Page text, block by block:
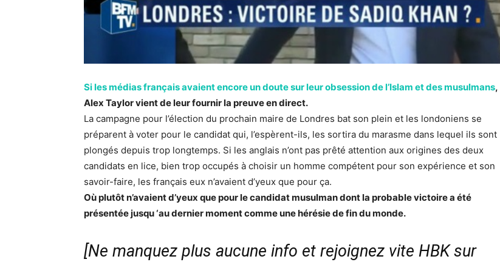
Si les médias français avaient encore un doute sur leur obsession de l’Islam et des musulmans,
Alex Taylor vient de leur fournir la preuve en direct.
La campagne pour l’élection du prochain maire de Londres bat son plein et les londoniens se
préparent à voter pour le candidat qui, l’espèrent-ils, les sortira du marasme dans lequel ils sont
plongés depuis trop longtemps. Si les anglais n’ont pas prêté attention aux origines des deux
candidats en lice, bien trop occupés à choisir un homme compétent pour son expérience et son
savoir-faire, les français eux n’avaient d’yeux que pour ça.
Où plutôt n’avaient d’yeux que pour le candidat musulman dont la probable victoire a été
présentée jusqu ‘au dernier moment comme une hérésie de fin du monde.
[Ne manquez plus aucune info et rejoignez vite HBK sur